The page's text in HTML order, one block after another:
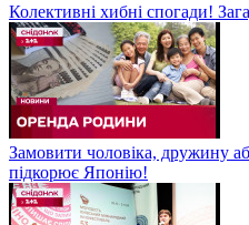
Колективні хибні спогади!
Замовити чоловіка, дружину
підкорює Японію!